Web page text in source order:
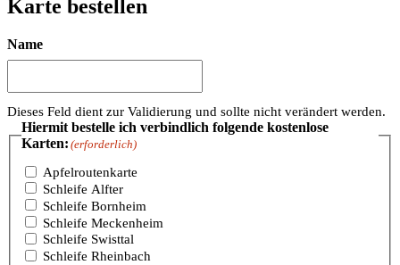
Karte bestellen
Name
Dieses Feld dient zur Validierung und sollte nicht verändert werden.
Hiermit bestelle ich verbindlich folgende kostenlose
Karten: (erforderlich)
Apfelroutenkarte
Schleife Alfter
Schleife Bornheim
Schleife Meckenheim
Schleife Swisttal
Schleife Rheinbach